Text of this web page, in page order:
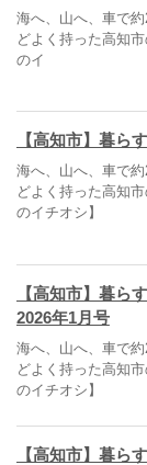
海へ、山へ、車で
どよく持った高知
のイ
【高知市】暮ら
海へ、山へ、車で
どよく持った高知
のイチオシ】
【高知市】暮ら
2026年1月号
海へ、山へ、車で
どよく持った高知
のイチオシ】
【高知市】暮ら